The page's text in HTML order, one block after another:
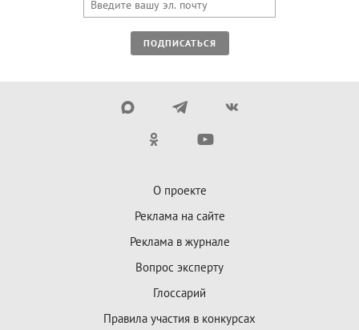
ПОДПИСАТЬСЯ
О проекте
Реклама на сайте
Реклама в журнале
Вопрос эксперту
Глоссарий
Правила участия в конкурсах